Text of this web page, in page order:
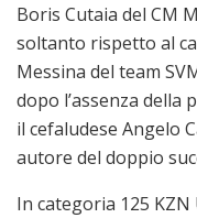
Boris Cutaia del CM
soltanto rispetto al
Messina del team
dopo l’assenza della
il cefaludese Angelo
autore del doppio
In categoria 125